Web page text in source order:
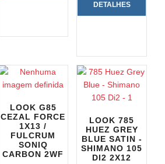
DETALHES
LOOK G85
CEZAL FORCE
1X13 /
FULCRUM
SONIQ
CARBON 2WF
LOOK 785
HUEZ GREY
BLUE SATIN -
SHIMANO 105
DI2 2X12